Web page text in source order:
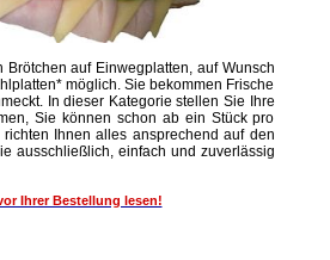
Brötchen auf Einwegplatten, auf Wunsch
möglich. Sie bekommen Frische
In dieser Kategorie stellen Sie Ihre
Sie können schon ab ein Stück pro
richten Ihnen alles ansprechend auf den
ausschließlich, einfach und zuverlässig
Ihrer Bestellung lesen!